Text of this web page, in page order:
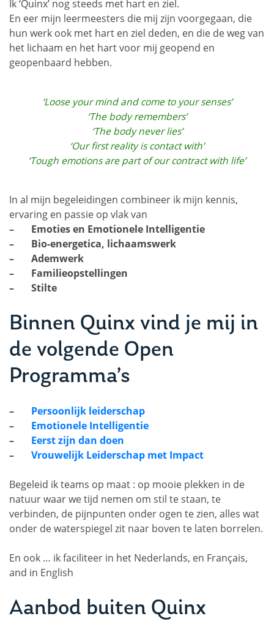
Ik ‘Quinx’ nog steeds met hart en ziel.
En eer mijn leermeesters die mij zijn voorgegaan, die
hun werk ook met hart en ziel deden, en die de weg van
het lichaam en het hart voor mij geopend en
geopenbaard hebben.
‘Loose your mind and come to your senses’
‘The body remembers’
‘The body never lies’
‘Our first reality is contact with’
‘Tough emotions are part of our contract with life’
In al mijn begeleidingen combineer ik mijn kennis,
ervaring en passie op vlak van
– Emoties en Emotionele Intelligentie
– Bio-energetica, lichaamswerk
– Ademwerk
– Familieopstellingen
– Stilte
Binnen Quinx vind je mij in
de volgende Open
Programma’s
– Persoonlijk leiderschap
– Emotionele Intelligentie
– Eerst zijn dan doen
– Vrouwelijk Leiderschap met Impact
Begeleid ik teams op maat : op mooie plekken in de
natuur waar we tijd nemen om stil te staan, te
verbinden, de pijnpunten onder ogen te zien, alles wat
onder de waterspiegel zit naar boven te laten borrelen.
En ook … ik faciliteer in het Nederlands, en Français,
and in English
Aanbod buiten Quinx